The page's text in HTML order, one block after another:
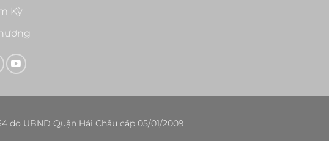
Kỳ
do UBND Quận Hải Châu cấp 05/01/2009